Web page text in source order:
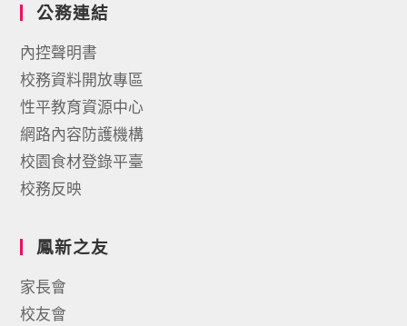
公務連結
內控聲明書
校務資料開放專區
性平教育資源中心
網路內容防護機構
校園食材登錄平臺
校務反映
鳳新之友
家長會
校友會